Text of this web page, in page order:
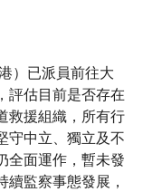
）已派員前往大
評估目前是否存在
救援組織，所有行
守中立、獨立及不
全面運作，暫未發
監察事態發展，